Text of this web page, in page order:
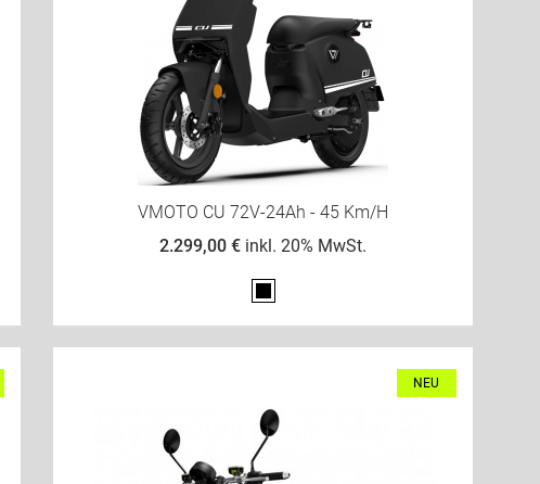
VMOTO CU 72V-24Ah - 45 Km/h
2.299,00 € inkl. 20% MwSt.
Schwarz
NEU